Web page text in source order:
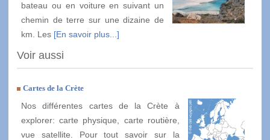
bateau ou en voiture en suivant un
chemin de terre sur une dizaine de
km. Les [En savoir plus...]
Voir aussi
Cartes de la Crète
Nos différentes cartes de la Crète à
explorer: carte physique, carte routière,
vue satellite. Pour tout savoir sur la